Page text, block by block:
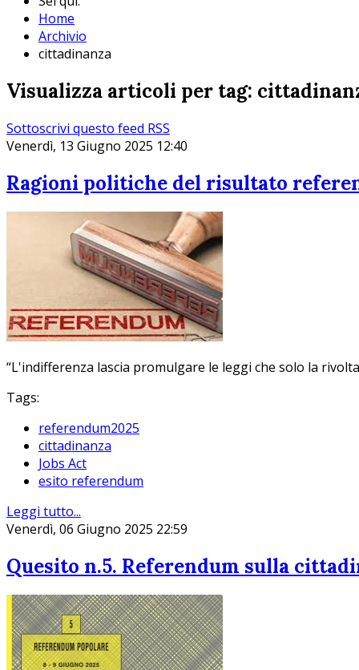
Home
Archivio
cittadinanza
Visualizza articoli per tag:
Sottoscrivi questo feed RSS
Venerdì, 13 Giugno 2025 12:40
Ragioni politiche del risultato
“L'indifferenza lascia promulgare le leggi che solo la
Tags:
referendum2025
cittadinanza
Jobs Act
esito referendum
Leggi tutto...
Venerdì, 06 Giugno 2025 22:59
Quesito n.5. Referendum sulla